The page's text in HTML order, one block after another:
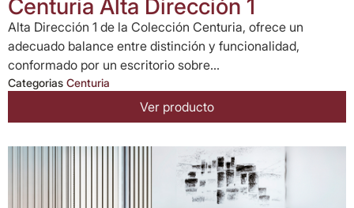
Centuria Alta Dirección 1
Alta Dirección 1 de la Colección Centuria, ofrece un
adecuado balance entre distinción y funcionalidad,
conformado por un escritorio sobre...
Categorias Centuria
Ver producto